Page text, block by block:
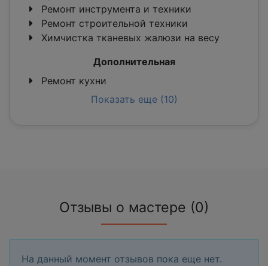
Ремонт инструмента и техники
Ремонт строительной техники
Химчистка тканевых жалюзи на весу
Дополнительная
Ремонт кухни
Показать еще (10)
Отзывы о мастере (0)
На данный момент отзывов пока еще нет.